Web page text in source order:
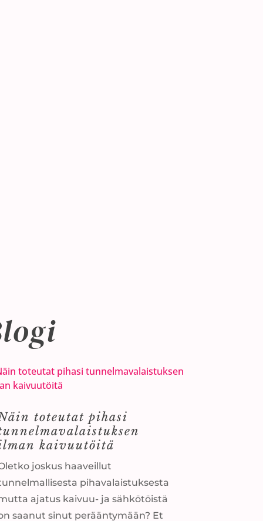
toteutat pihasi
kaivuutöitä
joskus haaveillut
pihavalaistuksesta
ajatus kaivuu- ja sähkötöistä
saanut sinut perääntymään? Et